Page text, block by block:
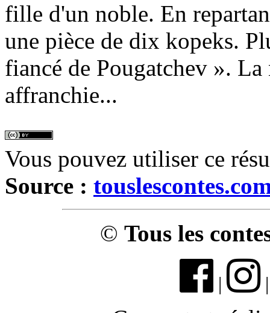
fille d'un noble. En
une pièce de dix kopeks.
fiancé de Pougatchev ».
affranchie...
Vous pouvez utiliser ce
Source :
© Tous les
|